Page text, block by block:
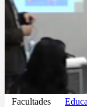
Facultades